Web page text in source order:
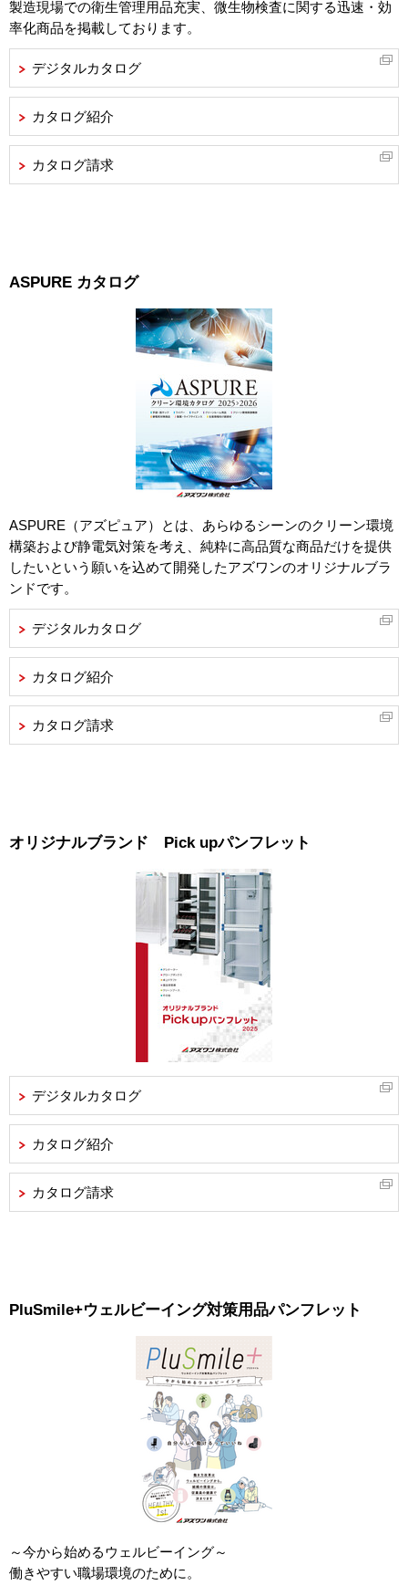
製造現場での衛生管理用品充実、微生物検査に関する迅速・効
率化商品を掲載しております。
デジタルカタログ
カタログ紹介
カタログ請求
ASPURE カタログ
ASPURE（アズピュア）とは、あらゆるシーンのクリーン環境
構築および静電気対策を考え、純粋に高品質な商品だけを提供
したいという願いを込めて開発したアズワンのオリジナルブラ
ンドです。
デジタルカタログ
カタログ紹介
カタログ請求
オリジナルブランド Pick upパンフレット
デジタルカタログ
カタログ紹介
カタログ請求
PluSmile+ウェルビーイング対策用品パンフレット
～今から始めるウェルビーイング～
働きやすい職場環境のために。